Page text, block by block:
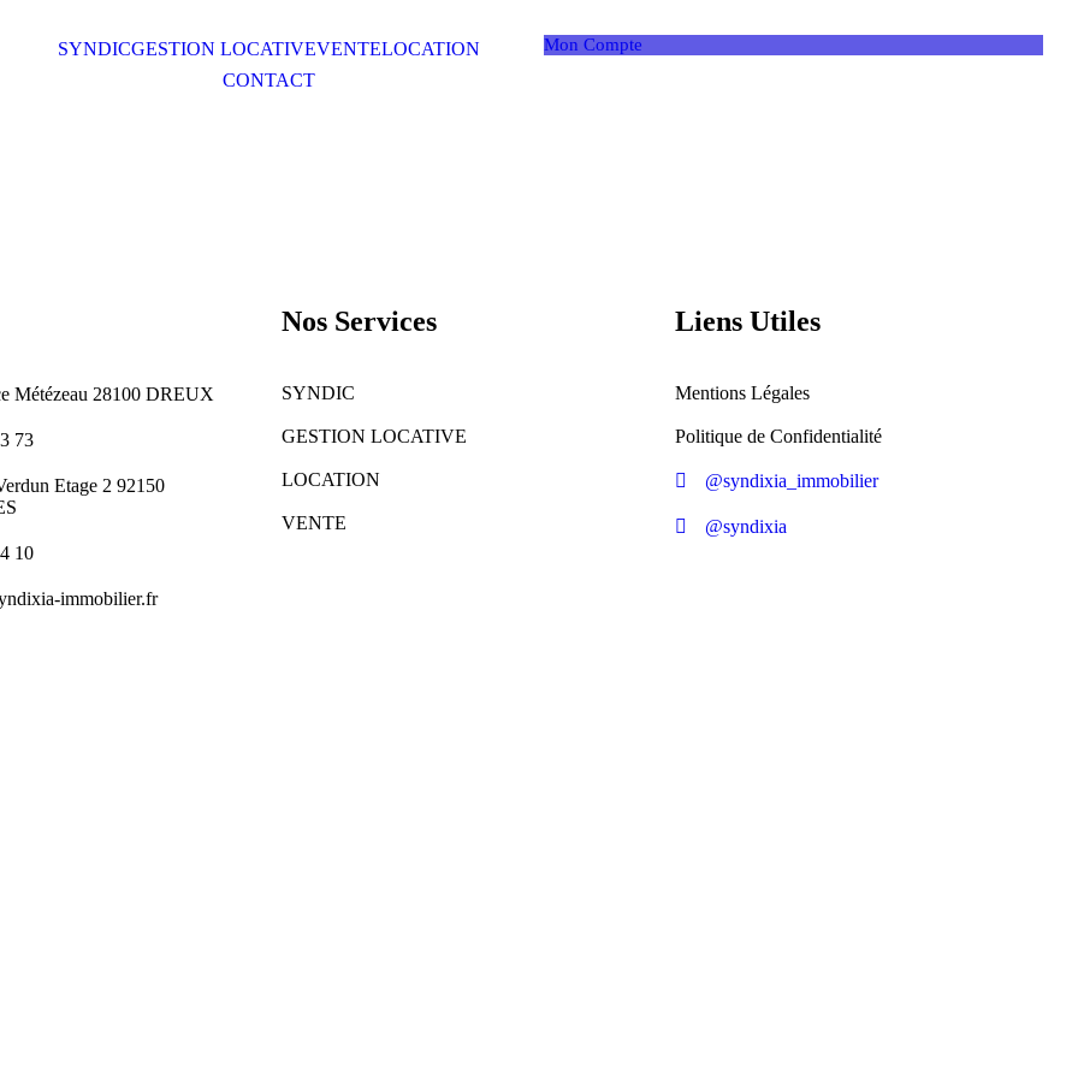
SYNDICGESTION LOCATIVEVENTELOCATION
CONTACT
Mon Compte
Métézeau 28100 DREUX
73
Etage 2 92150
10
immobilier.fr
Nos Services
SYNDIC
GESTION LOCATIVE
LOCATION
VENTE
Liens Utiles
Mentions Légales
Politique de Confidentialité
@syndixia_immobilier
@syndixia